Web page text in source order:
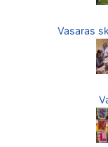
Vasaras